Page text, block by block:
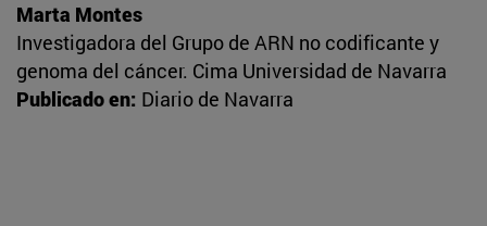
Marta Montes
Investigadora del Grupo de ARN no codificante y
genoma del cáncer. Cima Universidad de Navarra
Publicado en: Diario de Navarra